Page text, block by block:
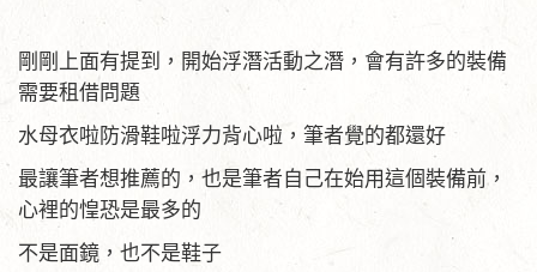
剛剛上面有提到，開始浮潛活動之潛，會有許多的裝備
需要租借問題
水母衣啦防滑鞋啦浮力背心啦，筆者覺的都還好
最讓筆者想推薦的，也是筆者自己在始用這個裝備前，
心裡的惶恐是最多的
不是面鏡，也不是鞋子